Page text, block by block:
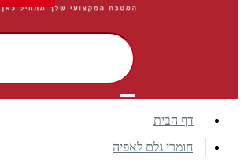
דף הבית
חומרי גלם לאפיה